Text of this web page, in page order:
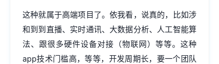
这种就属于高端项目了。依我看，说真的，比如涉
和到到直播、实时通讯、大数据分析、人工智能算
法、跟很多硬件设备对接（物联网）等等。这种
app技术门槛高，等等，开发周期长，要一个团队